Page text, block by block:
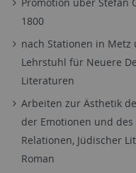
1800
nach Stationen in Metz
Lehrstuhl für Neuere
Literaturen
Arbeiten zur Ästhetik
der Emotionen und
Relationen, Jüdischer
Roman